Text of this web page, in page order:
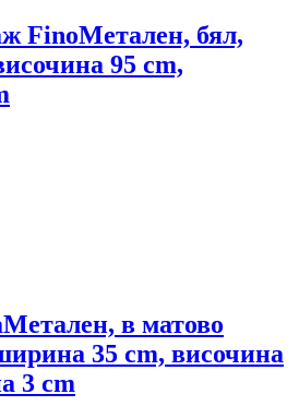
FinoМетален, бял,
95 cm,
Метален, в матово
35 cm, височина
3 cm